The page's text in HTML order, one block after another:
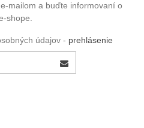
mailom a buďte informovaní o
shope.
údajov - prehlásenie